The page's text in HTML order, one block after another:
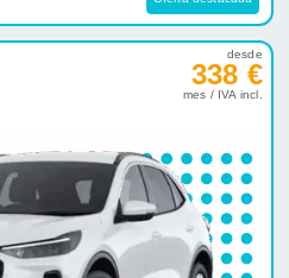
desde
338 €
mes / IVA incl.